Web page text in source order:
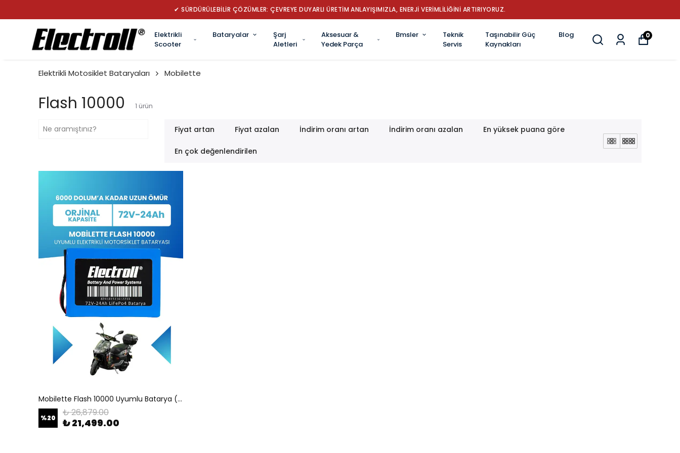
✔ SÜRDÜRÜLEBİLİR ÇÖZÜMLER: ÇEVREYE DUYARLI ÜRETİM ANLAYIŞIMIZLA, ENERJİ VERİMLİLİĞİNİ ARTIRIYORUZ.
Elektrikli
Scooter
Bataryalar
Şarj
Aletleri
Aksesuar &
Yedek Parça
Bmsler
Teknik
Servis
Taşınabilir Güç
Kaynakları
Blog 0
Elektrikli Motosiklet Bataryaları Mobilette
Flash 10000 1 ürün
Fiyat artan Fiyat azalan İndirim oranı artan İndirim oranı azalan En yüksek puana göre
En çok değenlendirilen
Mobilette Flash 10000 Uyumlu Batarya (Standart Kapasite) LiFePO4 72V 24Ah Elektrikli Motorsiklet Bataryası
%20 ₺ 26,879.00
₺ 21,499.00